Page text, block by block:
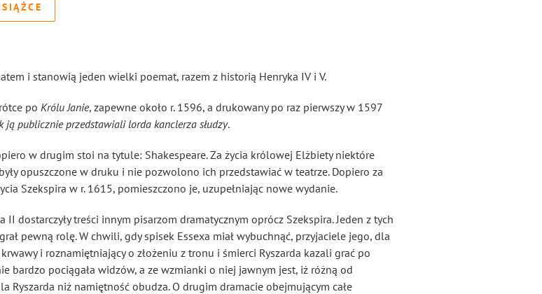
i stanowią jeden wielki poemat, razem z historią Henryka IV i V.
po Królu Janie, zapewne około r. 1596, a drukowany po raz pierwszy w 1597
ją publicznie przedstawiali lorda kanclerza słudzy.
w drugim stoi na tytule: Shakespeare. Za życia królowej Elżbiety niektóre
opuszczone w druku i nie pozwolono ich przedstawiać w teatrze. Dopiero za
Szekspira w r. 1615, pomieszczono je, uzupełniając nowe wydanie.
dostarczyły treści innym pisarzom dramatycznym oprócz Szekspira. Jeden z tych
pewną rolę. W chwili, gdy spisek Essexa miał wybuchnąć, przyjaciele jego, dla
i roznamiętniający o złożeniu z tronu i śmierci Ryszarda kazali grać po
bardzo pociągała widzów, a ze wzmianki o niej jawnym jest, iż różną od
Ryszarda niż namiętność obudza. O drugim dramacie obejmującym całe